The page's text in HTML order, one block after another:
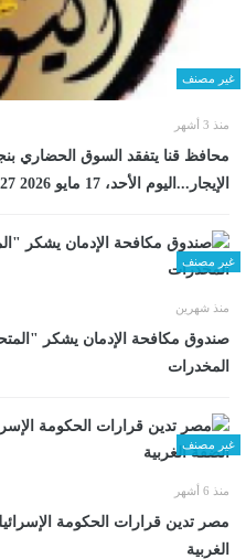
غير مصنف
منذ 3 أشهر
محافظ قنا يتفقد السوق الحضاري
الإيجار...اليوم الأحد، 17 مايو 2026 11:27 صـ
غير مصنف
منذ شهرين
صندوق مكافحة الإدمان يشكر
المخدرات
غير مصنف
منذ 6 أشهر
مصر تدين قرارات الحكومة
الغربية